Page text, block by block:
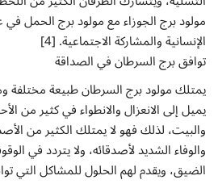
مولود برج الجوزاء مع مولود برج الحمل
الإنسانية والمشاركة الاجتماعية. [4]
توافق برج السرطان في الصداقة
يمتلك مولود برج السرطان طبيعة مختلفة
يميل إلى الانعزال والانطواء في كثير من
والبيت، لذلك فهو لا يمتلك الكثير من
والوفاء الشديد لأصدقائه، ولا يتردد في
الضيق، ويقدم لهم الحلول للمشاكل التي